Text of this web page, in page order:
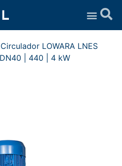
LOWARA LNES
| 440 | 4 kW